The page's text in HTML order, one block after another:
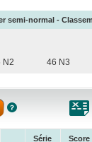
semi-normal -
N2 46 N3
Série Score